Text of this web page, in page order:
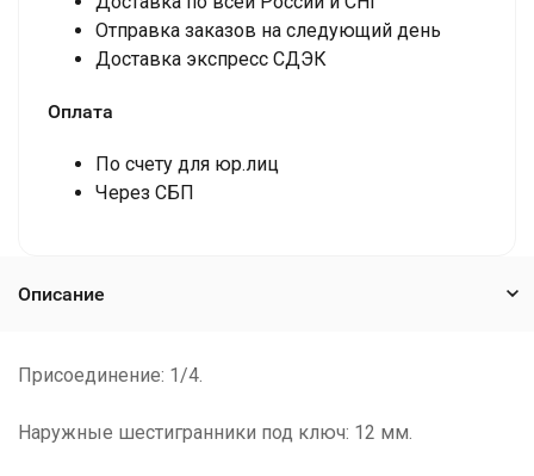
Отправка заказов на следующий день
Доставка экспресс СДЭК
Оплата
По счету для юр.лиц
Через СБП
Описание
Присоединение: 1/4.
Наружные шестигранники под ключ: 12 мм.